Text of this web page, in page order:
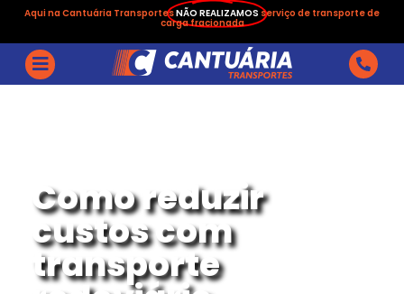
Aqui na Cantuária TransportesNÃO REALIZAMOS serviço de transporte de
carga fracionada
Como reduzir
custos com
transporte